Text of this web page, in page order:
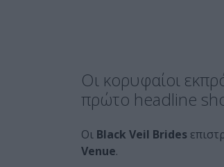
Οι κορυφαίοι
πρώτο headline
Οι Black Veil Brides
Venue.